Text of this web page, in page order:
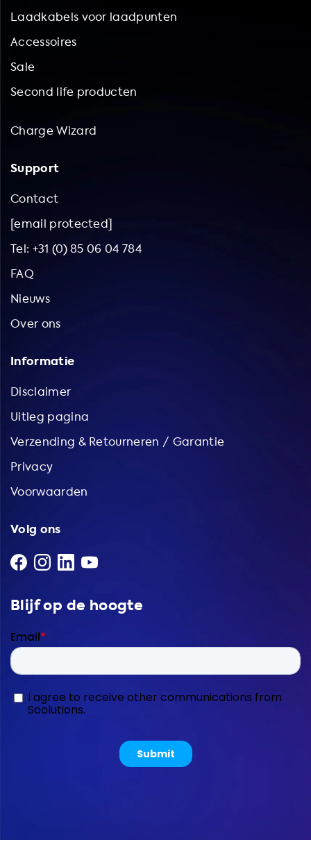
Laadkabels voor laadpunten
Accessoires
Sale
Second life producten
Charge Wizard
Support
Contact
[email protected]
Tel: +31 (0) 85 06 04 784
FAQ
Nieuws
Over ons
Informatie
Disclaimer
Uitleg pagina
Verzending & Retourneren / Garantie
Privacy
Voorwaarden
Volg ons
Blijf op de hoogte